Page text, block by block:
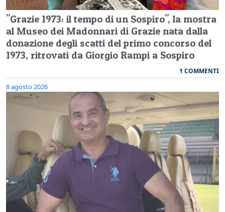
"Grazie 1973: il tempo di un Sospiro", la mostra
al Museo dei Madonnari di Grazie nata dalla
donazione degli scatti del primo concorso del
1973, ritrovati da Giorgio Rampi a Sospiro
1 COMMENTI
8 agosto 2026